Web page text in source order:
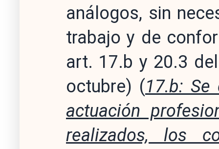
análogos, sin
trabajo y de
art. 17.b y 20.3
octubre) (17.b: Se
actuación
realizados, los